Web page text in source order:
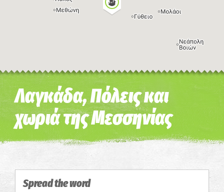
Η εικόνα ενδέχεται να υπόκειται σε πνευματικά δικαιώματα Όροι
Λαγκάδα, Πόλεις και
χωριά της Μεσσηνίας
Spread the word